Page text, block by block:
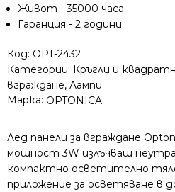
Живот - 35000 часа
Гаранция - 2 години
Код: OPT-2432
Категории: Кръгли и
вграждане, Лампи
Марка: OPTONICA
Лед панели за вграждане
мощност 3W излъчващ
компактно осветително
приложение за осветяване в